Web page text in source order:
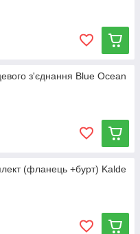
з'єднання Blue Ocean
(фланець +бурт) Kalde